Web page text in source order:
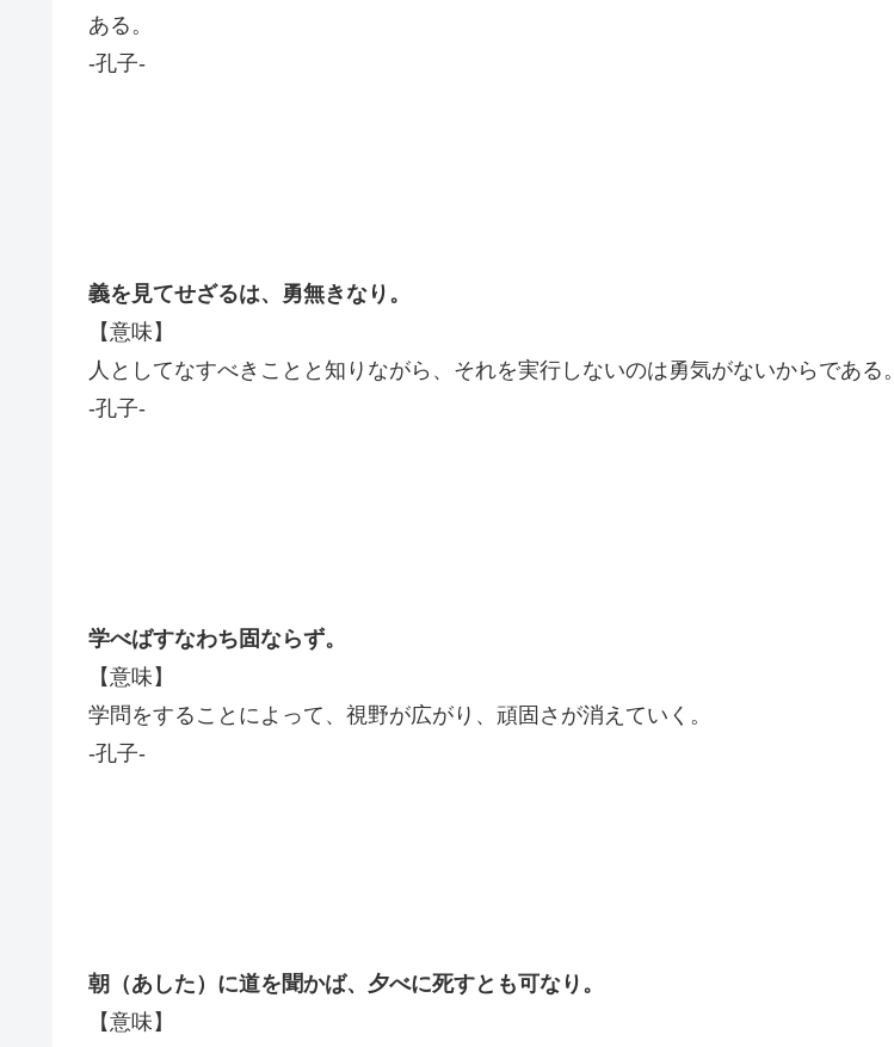
ある。
-孔子-
義を見てせざるは、 勇無きなり。
【意味】
人としてなすべきことと知りながら、それを実行しないのは勇気がないからである。
-孔子-
学べばすなわち 固ならず。
【意味】
学問をすることによって、視野が広がり、頑固さが消えていく。
-孔子-
朝（あした）に道を聞かば、夕べに死すとも可なり。
【意味】